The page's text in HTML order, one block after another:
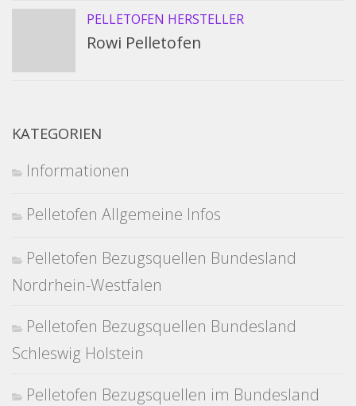
PELLETOFEN HERSTELLER
Rowi Pelletofen
KATEGORIEN
Informationen
Pelletofen Allgemeine Infos
Pelletofen Bezugsquellen Bundesland
Nordrhein-Westfalen
Pelletofen Bezugsquellen Bundesland
Schleswig Holstein
Pelletofen Bezugsquellen im Bundesland